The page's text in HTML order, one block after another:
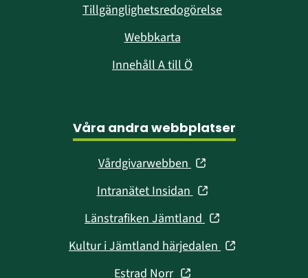
Tillgänglighetsredogörelse
Webbkarta
Innehåll A till Ö
Våra andra webbplatser
Vårdgivarwebben (öppnas
nytt
fönster)
Intranätet Insidan (öppnas
nytt
fönster)
Länstrafiken Jämtland (öppnas
nytt
Kultur i Jämtland härjedalen (öppnas
Estrad Norr (öppnas